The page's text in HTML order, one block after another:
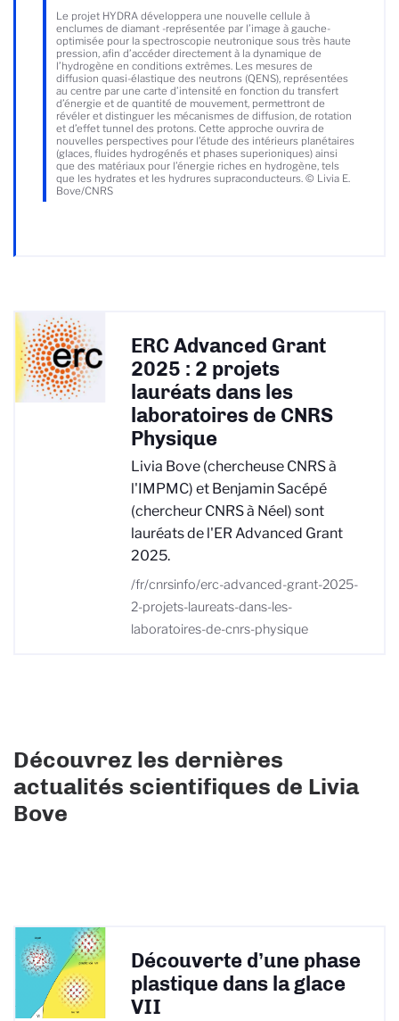
Le projet HYDRA développera une nouvelle cellule à
enclumes de diamant -représentée par l’image à gauche-
optimisée pour la spectroscopie neutronique sous très haute
pression, afin d’accéder directement à la dynamique de
l’hydrogène en conditions extrêmes. Les mesures de
diffusion quasi-élastique des neutrons (QENS), représentées
au centre par une carte d’intensité en fonction du transfert
d’énergie et de quantité de mouvement, permettront de
révéler et distinguer les mécanismes de diffusion, de rotation
et d’effet tunnel des protons. Cette approche ouvrira de
nouvelles perspectives pour l’étude des intérieurs planétaires
(glaces, fluides hydrogénés et phases superioniques) ainsi
que des matériaux pour l’énergie riches en hydrogène, tels
que les hydrates et les hydrures supraconducteurs. © Livia E.
Bove/CNRS
ERC Advanced Grant
2025 : 2 projets
lauréats dans les
laboratoires de CNRS
Physique
Livia Bove (chercheuse CNRS à
l'IMPMC) et Benjamin Sacépé
(chercheur CNRS à Néel) sont
lauréats de l'ER Advanced Grant
2025.
/fr/cnrsinfo/erc-advanced-grant-2025-
2-projets-laureats-dans-les-
laboratoires-de-cnrs-physique
Découvrez les dernières
actualités scientifiques de Livia
Bove
Découverte d’une phase
plastique dans la glace
VII